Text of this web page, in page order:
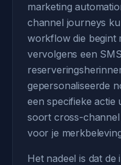
marketing
channel journeys
workflow die begint
vervolgens een
gepersonaliseerde
een specifieke actie
soort cross-
voor je
Het nadeel is dat